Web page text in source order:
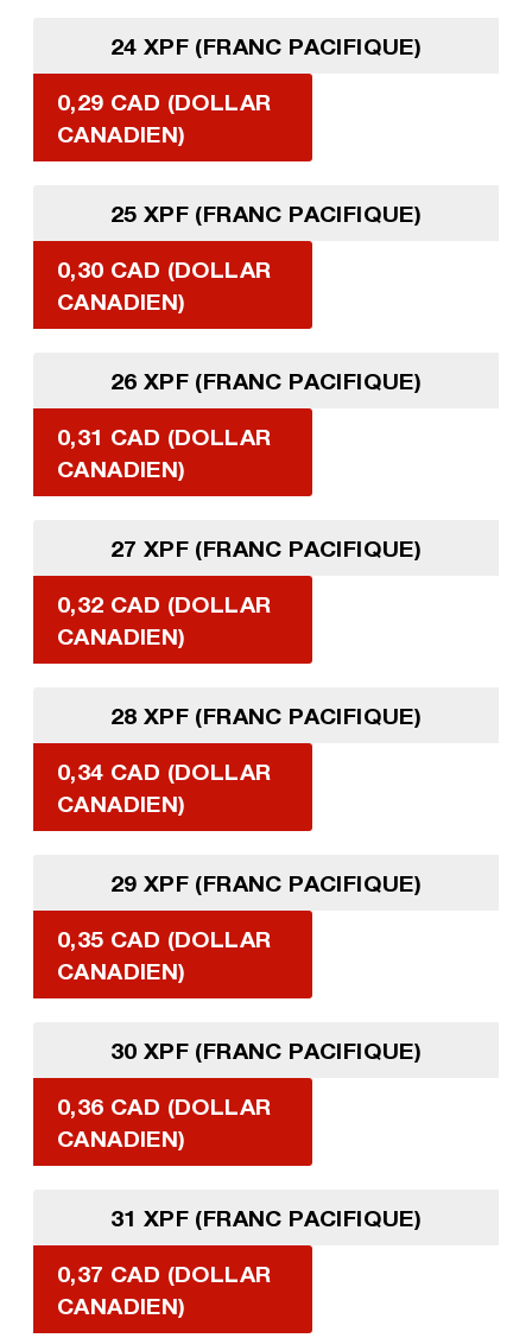
24 XPF (FRANC PACIFIQUE)
0,29 CAD (DOLLAR
CANADIEN)
25 XPF (FRANC PACIFIQUE)
0,30 CAD (DOLLAR
CANADIEN)
26 XPF (FRANC PACIFIQUE)
0,31 CAD (DOLLAR
CANADIEN)
27 XPF (FRANC PACIFIQUE)
0,32 CAD (DOLLAR
CANADIEN)
28 XPF (FRANC PACIFIQUE)
0,34 CAD (DOLLAR
CANADIEN)
29 XPF (FRANC PACIFIQUE)
0,35 CAD (DOLLAR
CANADIEN)
30 XPF (FRANC PACIFIQUE)
0,36 CAD (DOLLAR
CANADIEN)
31 XPF (FRANC PACIFIQUE)
0,37 CAD (DOLLAR
CANADIEN)